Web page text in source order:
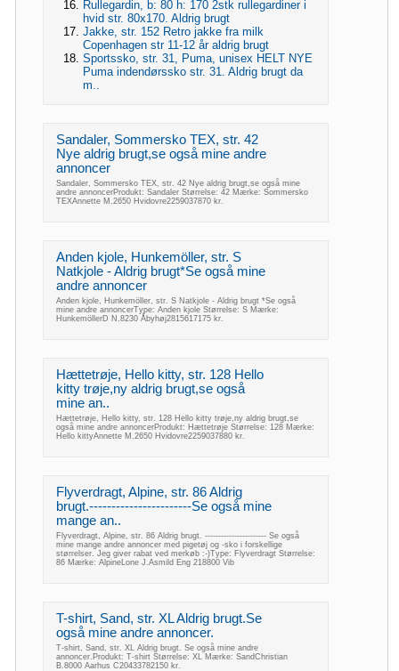
Rullegardin, b: 80 h: 170 2stk rullegardiner i
hvid str. 80x170. Aldrig brugt
Jakke, str. 152 Retro jakke fra milk
Copenhagen str 11-12 år aldrig brugt
Sportssko, str. 31, Puma, unisex HELT NYE
Puma indendørssko str. 31. Aldrig brugt da
m..
Sandaler, Sommersko TEX, str. 42
Nye aldrig brugt,se også mine andre
annoncer
Sandaler, Sommersko TEX, str. 42 Nye aldrig brugt,se også mine
andre annoncerProdukt: Sandaler Størrelse: 42 Mærke: Sommersko
TEXAnnette M.2650 Hvidovre2259037870 kr.
Anden kjole, Hunkemöller, str. S
Natkjole - Aldrig brugt*Se også mine
andre annoncer
Anden kjole, Hunkemöller, str. S Natkjole - Aldrig brugt *Se også
mine andre annoncerType: Anden kjole Størrelse: S Mærke:
HunkemöllerD N.8230 Åbyhøj2815617175 kr.
Hættetrøje, Hello kitty, str. 128 Hello
kitty trøje,ny aldrig brugt,se også
mine an..
Hættetrøje, Hello kitty, str. 128 Hello kitty trøje,ny aldrig brugt,se
også mine andre annoncerProdukt: Hættetrøje Størrelse: 128 Mærke:
Hello kittyAnnette M.2650 Hvidovre2259037880 kr.
Flyverdragt, Alpine, str. 86 Aldrig
brugt.-----------------------Se også mine
mange an..
Flyverdragt, Alpine, str. 86 Aldrig brugt. ----------------------- Se også
mine mange andre annoncer med pigetøj og -sko i forskellige
størrelser. Jeg giver rabat ved merkøb :-)Type: Flyverdragt Størrelse:
86 Mærke: AlpineLone J.Asmild Eng 218800 Vib
T-shirt, Sand, str. XL Aldrig brugt.Se
også mine andre annoncer.
T-shirt, Sand, str. XL Aldrig brugt. Se også mine andre
annoncer.Produkt: T-shirt Størrelse: XL Mærke: SandChristian
B.8000 Aarhus C20433782150 kr.